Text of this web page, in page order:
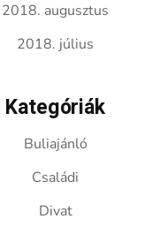
2018. augusztus
2018. július
Kategóriák
Buliajánló
Családi
Divat